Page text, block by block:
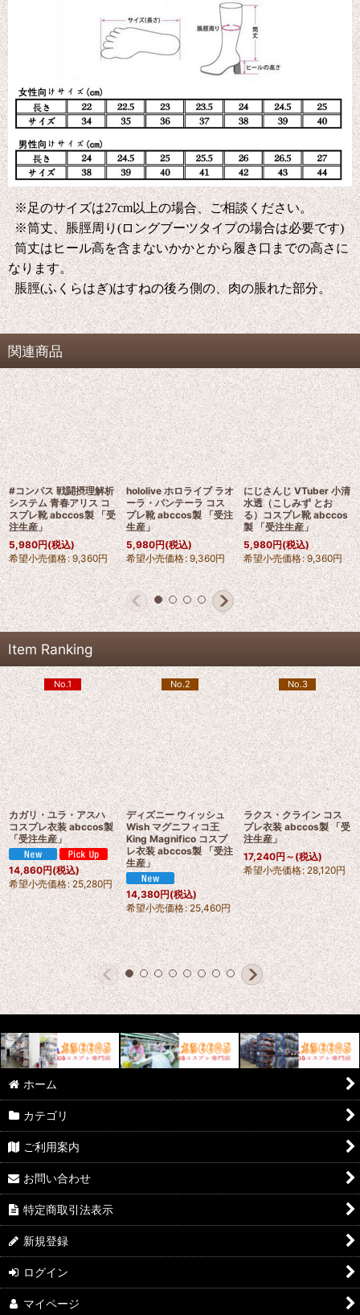
※足のサイズは27cm以上の場合、ご相談ください。
※筒丈、脹脛周り(ロングブーツタイプの場合は必要です)
筒丈はヒール高を含まないかかとから履き口までの高さに
なります。
脹脛(ふくらはぎ)はすねの後ろ側の、肉の脹れた部分。
関連商品
#コンパス 戦闘摂理解析
システム 青春アリス コ
スプレ靴 abccos製 「受
注生産」
5,980円(税込)
希望小売価格: 9,360円
hololive ホロライブ ラオ
ーラ・パンテーラ コス
プレ靴 abccos製 「受注
生産」
5,980円(税込)
希望小売価格: 9,360円
にじさんじ VTuber 小清
水透（こしみず とお
る）コスプレ靴 abccos
製 「受注生産」
5,980円(税込)
希望小売価格: 9,360円
Item Ranking
No.1
カガリ・ユラ・アスハ
コスプレ衣装 abccos製
「受注生産」
14,860円(税込)
希望小売価格: 25,280円
No.2
ディズニー ウィッシュ
Wish マグニフィコ王
King Magnifico コスプ
レ衣装 abccos製 「受注
生産」
14,380円(税込)
希望小売価格: 25,460円
No.3
ラクス・クライン コス
プレ衣装 abccos製 「受
注生産」
17,240円～(税込)
希望小売価格: 28,120円
ホーム
カテゴリ
ご利用案内
お問い合わせ
特定商取引法表示
新規登録
ログイン
マイページ